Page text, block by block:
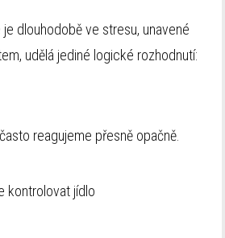
dlouhodobě ve stresu, unavené
udělá jediné logické rozhodnutí:
reagujeme přesně opačně.
kontrolovat jídlo